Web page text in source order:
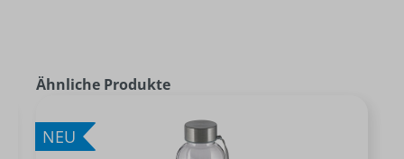
Ähnliche Produkte
NEU